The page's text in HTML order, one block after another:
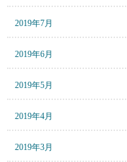
2019年7月
2019年6月
2019年5月
2019年4月
2019年3月